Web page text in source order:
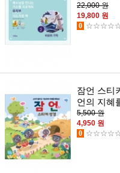
22,000 원
19,800 원
0
잠언 스티
언의 지혜
5,500 원
4,950 원
0